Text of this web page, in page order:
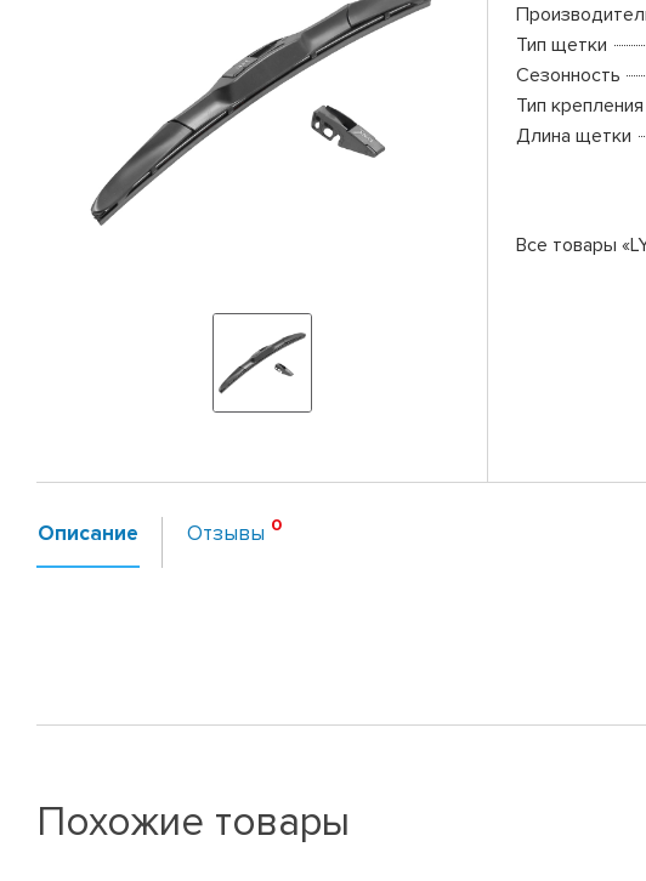
Тип щетки
Сезонность
Тип крепления
Длина щетки
Все товары
Описание Отзывы
Похожие товары